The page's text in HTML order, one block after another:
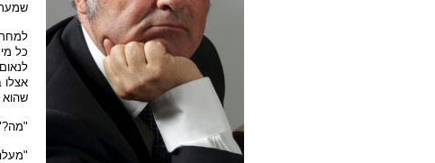
כל
אצלו
שהוא